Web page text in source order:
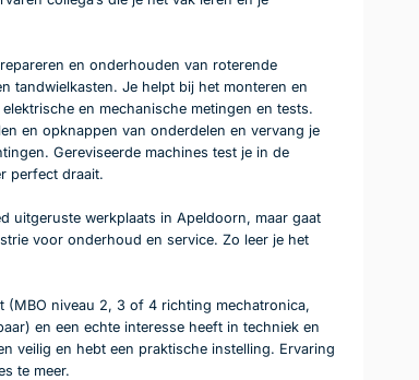
en onderhouden van roterende
tandwielkasten. Je helpt bij het monteren en
en mechanische metingen en tests.
en opknappen van onderdelen en vervang je
Gereviseerde machines test je in de
perfect draait.
uitgeruste werkplaats in Apeldoorn, maar gaat
voor onderhoud en service. Zo leer je het
(MBO niveau 2, 3 of 4 richting mechatronica,
en een echte interesse heeft in techniek en
veilig en hebt een praktische instelling. Ervaring
te meer.